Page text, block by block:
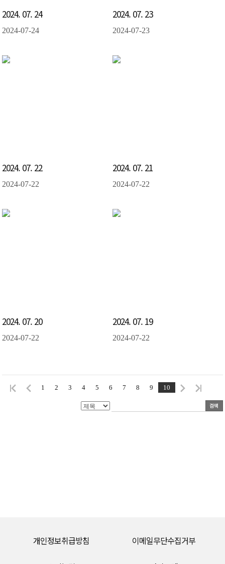
2024. 07. 24
2024-07-24
2024. 07. 23
2024-07-23
2024. 07. 22
2024-07-22
2024. 07. 21
2024-07-22
2024. 07. 20
2024-07-22
2024. 07. 19
2024-07-22
1 2 3 4 5 6 7 8 9 10
개인정보취급방침 이메일무단수집거부